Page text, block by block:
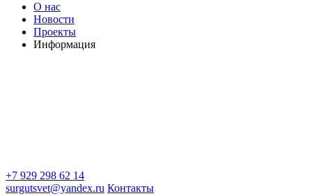
О нас
Новости
Проекты
Информация
+7 929 298 62 14
surgutsvet@yandex.ru Контакты